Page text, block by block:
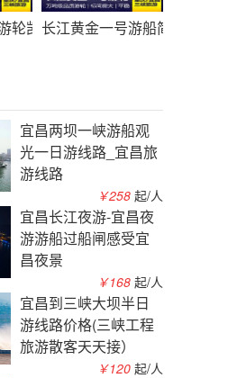
轮凯娜号游船简介_凯娜游轮预定
长江黄金一号游船简介_黄金
宜昌两坝一峡游船观
光一日游线路_宜昌旅
游线路
￥258起/人
宜昌长江夜游-宜昌夜
游游船过船闸感受宜
昌夜景
￥168起/人
宜昌到三峡大坝半日
游线路价格(三峡工程
旅游散客天天接）
￥120起/人